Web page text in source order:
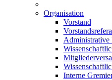
Organisation
Vorstand
Administrative
Interne